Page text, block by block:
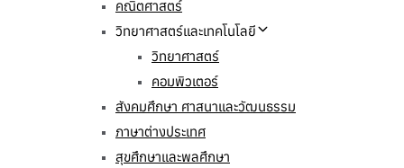
คณิตศาสตร์
วิทยาศาสตร์และเทคโนโลยี
วิทยาศาสตร์
คอมพิวเตอร์
สังคมศึกษา ศาสนาและวัฒนธรรม
ภาษาต่างประเทศ
สุขศึกษาและพลศึกษา